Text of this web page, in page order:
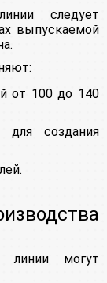
следует
выпускаемой
от 100 до 140
создания
линии могут